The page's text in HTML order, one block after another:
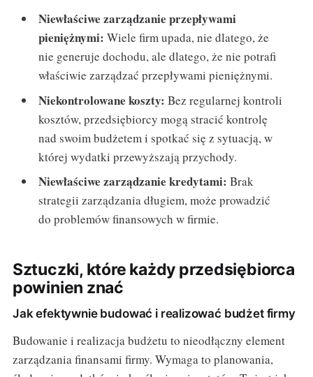
Niewłaściwe zarządzanie przepływami
pieniężnymi: Wiele firm upada, nie dlatego, że
nie generuje dochodu, ale dlatego, że nie potrafi
właściwie zarządzać przepływami pieniężnymi.
Niekontrolowane koszty: Bez regularnej kontroli
kosztów, przedsiębiorcy mogą stracić kontrolę
nad swoim budżetem i spotkać się z sytuacją, w
której wydatki przewyższają przychody.
Niewłaściwe zarządzanie kredytami: Brak
strategii zarządzania długiem, może prowadzić
do problemów finansowych w firmie.
Sztuczki, które każdy przedsiębiorca
powinien znać
Jak efektywnie budować i realizować budżet firmy
Budowanie i realizacja budżetu to nieodłączny element
zarządzania finansami firmy. Wymaga to planowania,